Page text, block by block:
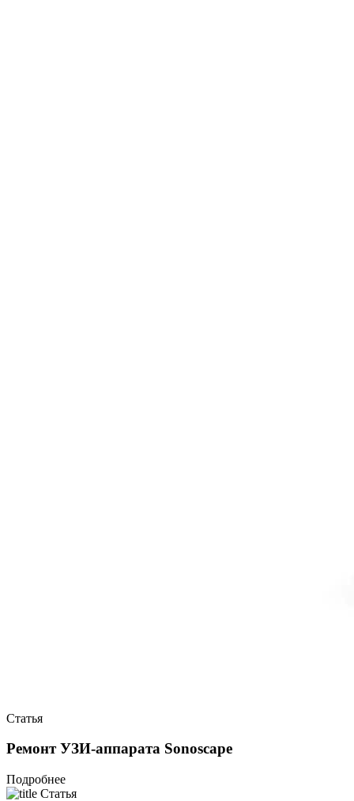
Статья
Ремонт УЗИ-аппарата Sonoscape
Подробнее
Статья